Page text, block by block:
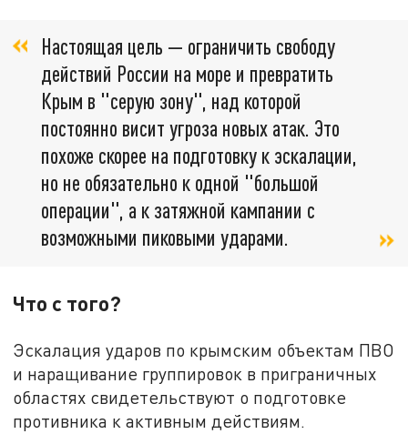
Настоящая цель — ограничить свободу
действий России на море и превратить
Крым в "серую зону", над которой
постоянно висит угроза новых атак. Это
похоже скорее на подготовку к эскалации,
но не обязательно к одной "большой
операции", а к затяжной кампании с
возможными пиковыми ударами.
Что с того?
Эскалация ударов по крымским объектам ПВО
и наращивание группировок в приграничных
областях свидетельствуют о подготовке
противника к активным действиям.